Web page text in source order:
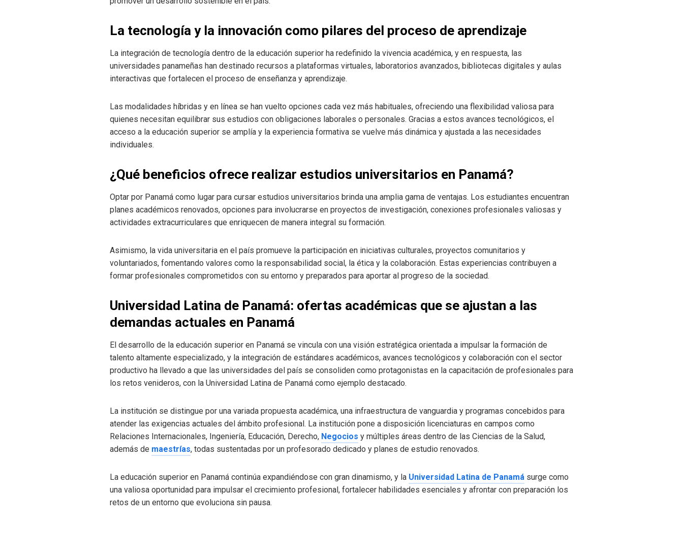
La tecnología y la innovación como pilares del proceso de aprendizaje
La integración de tecnología dentro de la educación superior ha redefinido la vivencia académica, y en respuesta, las
universidades panameñas han destinado recursos a plataformas virtuales, laboratorios avanzados, bibliotecas digitales y aulas
interactivas que fortalecen el proceso de enseñanza y aprendizaje.
Las modalidades híbridas y en línea se han vuelto opciones cada vez más habituales, ofreciendo una flexibilidad valiosa para
quienes necesitan equilibrar sus estudios con obligaciones laborales o personales. Gracias a estos avances tecnológicos, el
acceso a la educación superior se amplía y la experiencia formativa se vuelve más dinámica y ajustada a las necesidades
individuales.
¿Qué beneficios ofrece realizar estudios universitarios en Panamá?
Optar por Panamá como lugar para cursar estudios universitarios brinda una amplia gama de ventajas. Los estudiantes encuentran
planes académicos renovados, opciones para involucrarse en proyectos de investigación, conexiones profesionales valiosas y
actividades extracurriculares que enriquecen de manera integral su formación.
Asimismo, la vida universitaria en el país promueve la participación en iniciativas culturales, proyectos comunitarios y
voluntariados, fomentando valores como la responsabilidad social, la ética y la colaboración. Estas experiencias contribuyen a
formar profesionales comprometidos con su entorno y preparados para aportar al progreso de la sociedad.
Universidad Latina de Panamá: ofertas académicas que se ajustan a las
demandas actuales en Panamá
El desarrollo de la educación superior en Panamá se vincula con una visión estratégica orientada a impulsar la formación de
talento altamente especializado, y la integración de estándares académicos, avances tecnológicos y colaboración con el sector
productivo ha llevado a que las universidades del país se consoliden como protagonistas en la capacitación de profesionales para
los retos venideros, con la Universidad Latina de Panamá como ejemplo destacado.
La institución se distingue por una variada propuesta académica, una infraestructura de vanguardia y programas concebidos para
atender las exigencias actuales del ámbito profesional. La institución pone a disposición licenciaturas en campos como
Relaciones Internacionales, Ingeniería, Educación, Derecho, Negocios y múltiples áreas dentro de las Ciencias de la Salud,
además de maestrías, todas sustentadas por un profesorado dedicado y planes de estudio renovados.
La educación superior en Panamá continúa expandiéndose con gran dinamismo, y la Universidad Latina de Panamá surge como
una valiosa oportunidad para impulsar el crecimiento profesional, fortalecer habilidades esenciales y afrontar con preparación los
retos de un entorno que evoluciona sin pausa.